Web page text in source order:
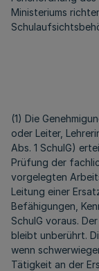
Ministeriums
(1) Die
oder Leiter,
Abs. 1 SchulG)
Prüfung der
vorgelegten
Leitung einer
Befähigungen,
SchulG voraus.
bleibt unberührt.
wenn
Tätigkeit an der